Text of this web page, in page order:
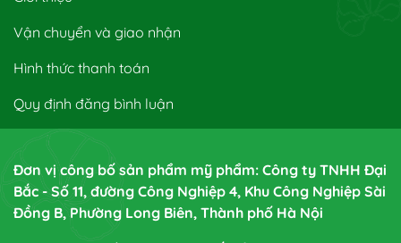
Vận chuyển và giao nhận
Hình thức thanh toán
Quy định đăng bình luận
Đơn vị công bố sản phẩm mỹ phẩm: Công ty TNHH Đại
Bắc - Số 11, đường Công Nghiệp 4, Khu Công Nghiệp Sài
Đồng B, Phường Long Biên, Thành phố Hà Nội